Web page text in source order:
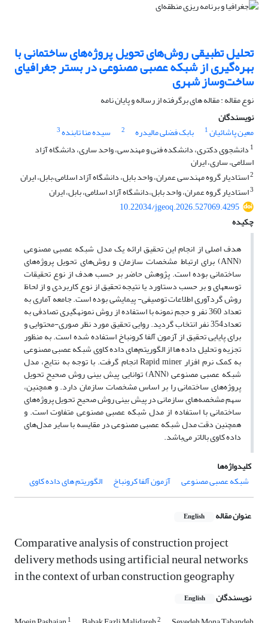
تحلیل تطبیقی روش‌های تحویل پروژه‌های ساختمانی با
بهره‌گیری از شبکه عصبی مصنوعی در بستر جغرافیای
ساخت‌وساز شهری
نوع مقاله : مقاله های برگرفته از رساله و پایان نامه
نویسندگان
معین پاشائیان1 بابک فضلی مالیدره 2 سیده منا تابنده3
1 دانشجوی دکتری، دانشکده فنی و مهندسی، واحد ساری، دانشگاه آزاد
اسلامی، ساری، ایران
2استادیار گروه مهندسی عمران، واحد بابل، دانشگاه آزاد اسلامی،بابل، ایران
3استادیار گروه عمران، واحد بابل،دانشگاه آزاد اسلامی، بابل، ایران
10.22034/jgeoq.2026.527069.4295
چکیده
هدف اصلی از انجام این تحقیق ارائه یک مدل شبکه عصبی مصنوعی
(ANN) برای ارتباط مشخصات سازمان و روش‌های تحویل پروژه‌های
ساختمانی بوده است. پژوهش حاضر بر حسب هدف از نوع تحقیقات
توسعه‎ای و بر حسب دستاورد یا نتیجه تحقیق از نوع کاربردی و از لحاظ
روش گردآوری اطلاعات توصیفی- پیمایشی بوده است. جامعه آماری به
تعداد 360 نفر و حجم نمونه با استفاده از روش نمونه‎گیری تصادفی به
تعداد354 نفر انتخاب گردید. روایی تحقیق مورد نظر صوری-محتوایی و
برای پایایی تحقیق از آزمون آلفا کرونباخ استفاده شده است. به منظور
تجزیه و تحلیل داده ها از الگوریتم‌های داده کاوی شبکه عصبی مصنوعی
به کمک نرم افزار Rapid miner انجام گرفت. با توجه به نتایج، مدل
شبکه عصبی مصنوعی (ANN) توانایی پیش بینی روش صحیح تحویل
پروژه‌های ساختمانی را بر اساس مشخصات سازمان دارد. و همچنین،
سهم مشخصه‌های سازمانی در پیش بینی روش صحیح تحویل پروژه‌های
ساختمانی با استفاده از مدل شبکه عصبی مصنوعی متفاوت است. و
همچنین دقت مدل شبکه عصبی مصنوعی در مقایسه با سایر مدل‌های
داده کاوی بالاتر می‌باشد.
کلیدواژه‌ها
شبکه عصبی مصنوعی
آزمون آلفا کرونباخ الگوریتم های داده کاوی
عنوان مقاله English
Comparative analysis of construction project
delivery methods using artificial neural networks
in the context of urban construction geography
نویسندگان English
1 2